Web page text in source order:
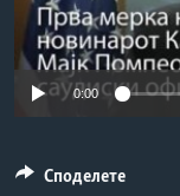
ИНТЕРВЈУА
Јазици
0:00
Споделете